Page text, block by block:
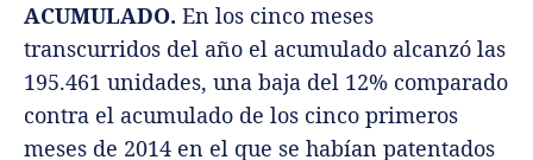
ACUMULADO. En los cinco meses
transcurridos del año el acumulado alcanzó las
195.461 unidades, una baja del 12% comparado
contra el acumulado de los cinco primeros
meses de 2014 en el que se habían patentados